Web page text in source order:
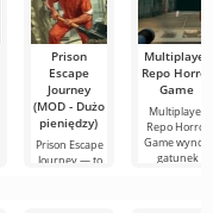
Prison
Escape
Journey
(MOD - Dużo
pieniędzy)
Prison Escape
Journey — to
Multiplayer
Repo Horror
Game
Multiplayer
Repo Horror
Game wynosi
gatunek